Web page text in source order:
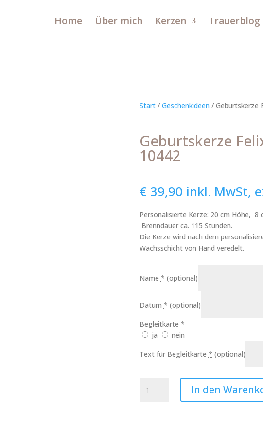
Home Über mich Kerzen Trauerblog
Start/ Geschenkideen / Geburtskerze
Geburtskerze
10442
€39,90 inkl. MwSt,
Personalisierte Kerze: 20 cm Höhe, 8
Brenndauer ca. 115 Stunden.
Die Kerze wird nach dem
Wachsschicht von Hand veredelt.
Name * (optional)
Datum * (optional)
Begleitkarte *
ja
nein
Text für Begleitkarte * (optional)
Felix
In den